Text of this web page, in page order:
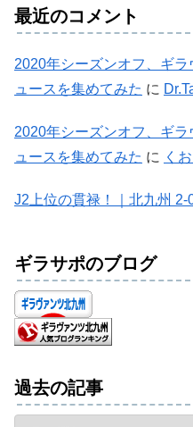
最近のコメント
2020年シーズンオフ、ギ
ュースを集めてみた に
2020年シーズンオフ、ギ
ュースを集めてみた に く
J2上位の貫禄！｜北九州 2-
ギラサポのブログ
過去の記事